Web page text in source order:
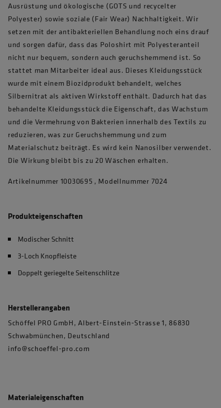
Ausrüstung und ökologische (GOTS und recycelter
Polyester) sowie soziale (Fair Wear) Nachhaltigkeit. Wir
setzen mit der antibakteriellen Behandlung noch eins drauf
und sorgen dafür, dass das Poloshirt mit Polyesteranteil
nicht nur bequem, sondern auch geruchshemmend ist. So
stattet man Mitarbeiter ideal aus. Dieses Kleidungsstück
wurde mit einem Biozidprodukt behandelt, welches
Silbernitrat als aktiven Wirkstoff enthält. Dadurch hat das
behandelte Kleidungsstück die Eigenschaft, das Wachstum
und die Vermehrung von Bakterien innerhalb des Textils zu
reduzieren, was zur Geruchshemmung und zum
Materialschutz beiträgt. Es wird kein Nanosilber verwendet.
Die Wirkung bleibt bis zu 20 Wäschen erhalten.
Artikelnummer 10030695 , Modellnummer 7024
Produkteigenschaften
Modischer Schnitt
3-Loch Knopfleiste
Doppelt geriegelte Seitenschlitze
Herstellerangaben
Schöffel PRO GmbH, Albert-Einstein-Strasse 1, 86830
Schwabmünchen, Deutschland
info@schoeffel-pro.com
Materialeigenschaften